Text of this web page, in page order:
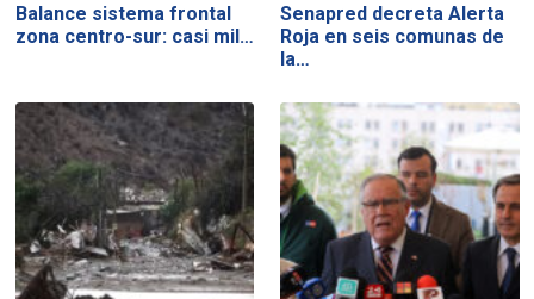
Balance sistema frontal
zona centro-sur: casi mil…
Senapred decreta Alerta
Roja en seis comunas de
la…